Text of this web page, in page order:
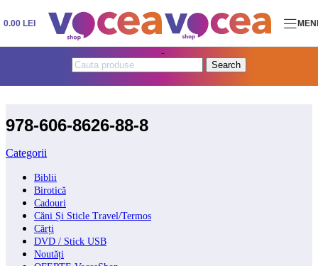
Skip to navigationSkip to main content
0.00 LEI
Search
978-606-8626-88-8
Categorii
Biblii
Birotică
Cadouri
Căni Și Sticle Travel/Termos
Cărți
DVD / Stick USB
Noutăți